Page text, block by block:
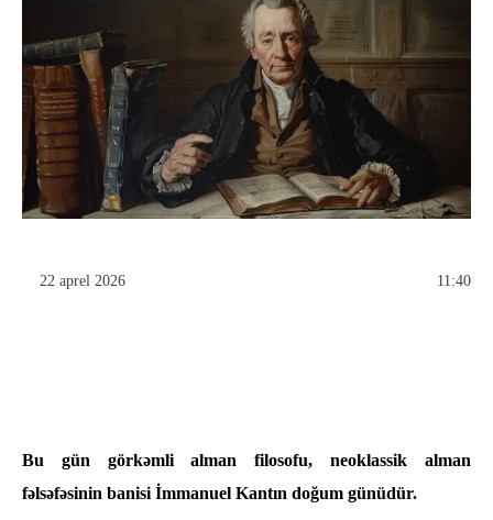
22 aprel 2026 11:40
Bu gün görkəmli alman filosofu, neoklassik alman
fəlsəfəsinin banisi İmmanuel Kantın doğum günüdür.